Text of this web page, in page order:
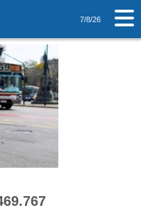
7/8/26